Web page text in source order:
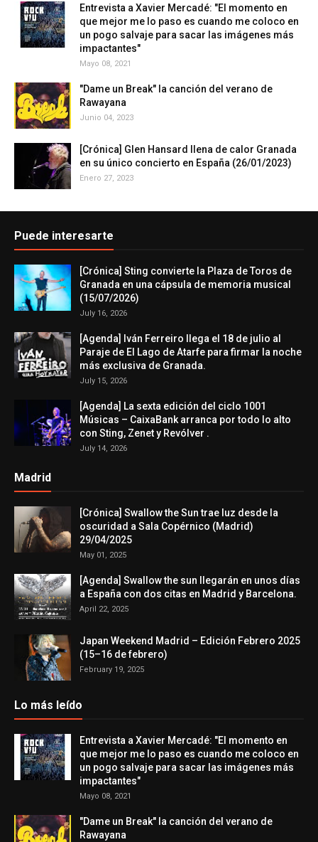
Entrevista a Xavier Mercadé: "El momento en
que mejor me lo paso es cuando me coloco en
un pogo salvaje para sacar las imágenes más
impactantes"
Mayo 08, 2021
"Dame un Break" la canción del verano de
Rawayana
Junio 04, 2023
[Crónica] Glen Hansard llena de calor Granada
en su único concierto en España (26/01/2023)
Enero 27, 2023
Puede interesarte
[Crónica] Sting convierte la Plaza de Toros de
Granada en una cápsula de memoria musical
(15/07/2026)
July 16, 2026
[Agenda] Iván Ferreiro llega el 18 de julio al
Paraje de El Lago de Atarfe para firmar la noche
más exclusiva de Granada.
July 15, 2026
[Agenda] La sexta edición del ciclo 1001
Músicas – CaixaBank arranca por todo lo alto
con Sting, Zenet y Revólver .
July 14, 2026
Madrid
[Crónica] Swallow the Sun trae luz desde la
oscuridad a Sala Copérnico (Madrid)
29/04/2025
May 01, 2025
[Agenda] Swallow the sun llegarán en unos días
a España con dos citas en Madrid y Barcelona.
April 22, 2025
Japan Weekend Madrid – Edición Febrero 2025
(15–16 de febrero)
February 19, 2025
Lo más leído
Entrevista a Xavier Mercadé: "El momento en
que mejor me lo paso es cuando me coloco en
un pogo salvaje para sacar las imágenes más
impactantes"
Mayo 08, 2021
"Dame un Break" la canción del verano de
Rawayana